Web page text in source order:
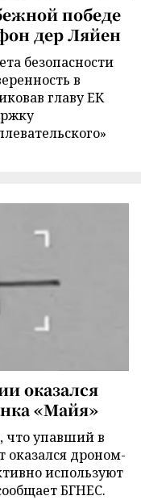
победе
дер Ляйен
безопасности
в
главу ЕК
оказался
«Майя»
что упавший в
оказался дроном-
используют
БГНЕС.